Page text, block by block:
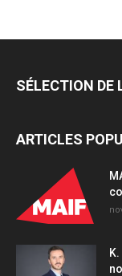
SÉLECTION DE
ARTICLES